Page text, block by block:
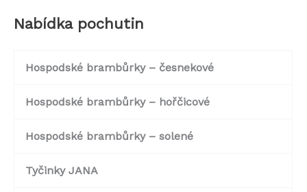
Nabídka pochutin
Hospodské brambůrky – česnekové
Hospodské brambůrky – hořčicové
Hospodské brambůrky – solené
Tyčinky JANA